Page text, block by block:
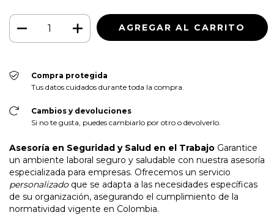
Compra protegida
Tus datos cuidados durante toda la compra.
Cambios y devoluciones
Si no te gusta, puedes cambiarlo por otro o devolverlo.
Asesoría en Seguridad y Salud en el Trabajo Garantice
un ambiente laboral seguro y saludable con nuestra asesoría
especializada para empresas. Ofrecemos un servicio
personalizadoque se adapta a las necesidades específicas
de su organización, asegurando el cumplimiento de la
normatividad vigente en Colombia.